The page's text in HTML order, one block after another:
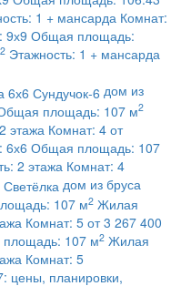
1 + мансарда Комнат:
9х9 Общая площадь:
2 Этажность: 1 + мансарда
дом из
площадь: 107 м2
2 этажа Комнат: 4 от
6х6 Общая площадь: 107
2 этажа Комнат: 4
дом из бруса
107 м2 Жилая
Комнат: 5 от 3 267 400
107 м2 Жилая
Комнат: 5